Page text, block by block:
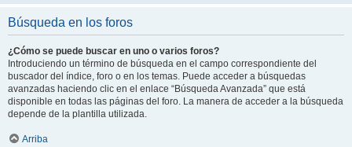
Búsqueda en los foros
¿Cómo se puede buscar en uno o varios foros?
Introduciendo un término de búsqueda en el campo correspondiente del
buscador del índice, foro o en los temas. Puede acceder a búsquedas
avanzadas haciendo clic en el enlace “Búsqueda Avanzada” que está
disponible en todas las páginas del foro. La manera de acceder a la búsqueda
depende de la plantilla utilizada.
Arriba